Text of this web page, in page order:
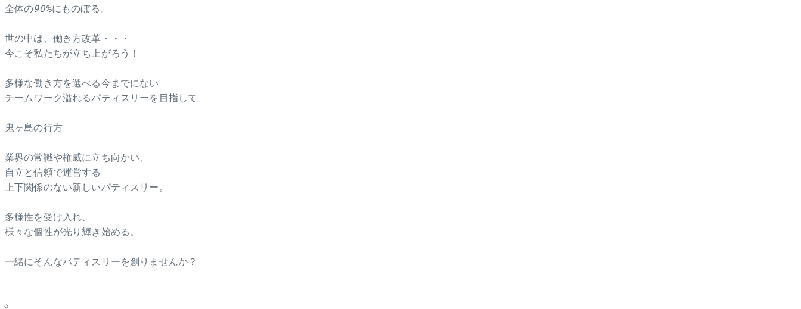
全体の90%にものぼる。
世の中は、働き方改革・・・
今こそ私たちが立ち上がろう！
多様な働き方を選べる今までにない
チームワーク溢れるパティスリーを目指して
鬼ヶ島の行方
業界の常識や権威に立ち向かい、
自立と信頼で運営する
上下関係のない新しいパティスリー。
多様性を受け入れ、
様々な個性が光り輝き始める。
一緒にそんなパティスリーを創りませんか？